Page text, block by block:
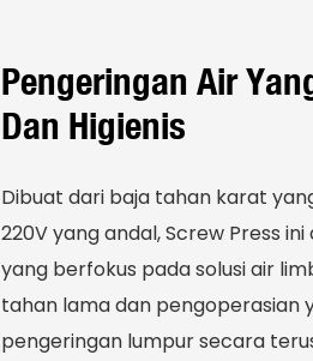
Pengeringan Air
Dan Higienis
Dibuat dari baja tahan karat
220V yang andal, Screw Press
yang berfokus pada solusi air
tahan lama dan pengoperasian
pengeringan lumpur secara